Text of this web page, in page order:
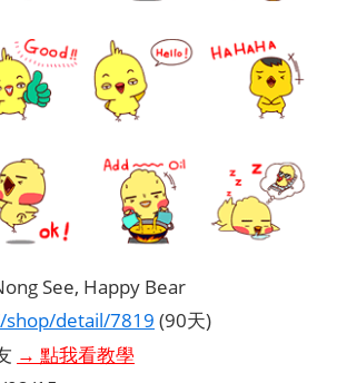
See, Happy Bear
shop/detail/7819 (90天)
→ 點我看教學